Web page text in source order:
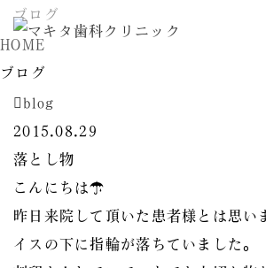
ブログ
HOME
ブログ
blog
2015.08.29
落とし物
こんにちは☂
昨日来院して頂いた患者様とは思い
イスの下に指輪が落ちていました。